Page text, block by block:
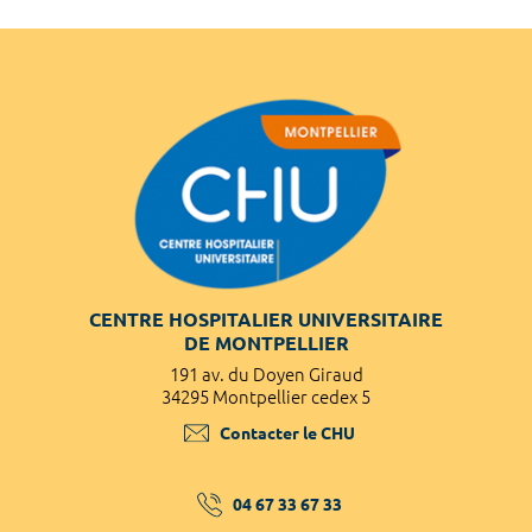
CENTRE HOSPITALIER UNIVERSITAIRE
DE MONTPELLIER
191 av. du Doyen Giraud
34295 Montpellier cedex 5
Contacter le CHU
04 67 33 67 33